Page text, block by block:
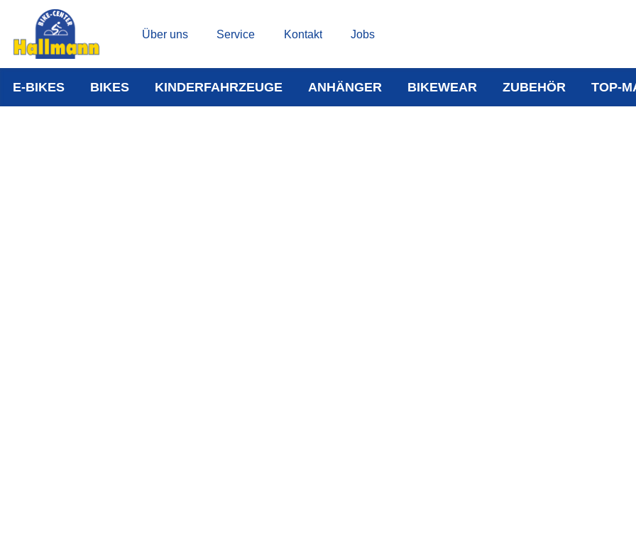
Über uns Service Kontakt Jobs
E-BIKES BIKES KINDERFAHRZEUGE ANHÄNGER BIKEWEAR ZUBEHÖR TOP-